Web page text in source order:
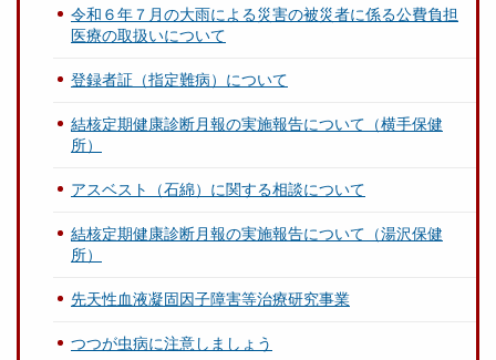
令和６年７月の大雨による災害の被災者に係る公費負担
医療の取扱いについて
登録者証（指定難病）について
結核定期健康診断月報の実施報告について（横手保健
所）
アスベスト（石綿）に関する相談について
結核定期健康診断月報の実施報告について（湯沢保健
所）
先天性血液凝固因子障害等治療研究事業
つつが虫病に注意しましょう